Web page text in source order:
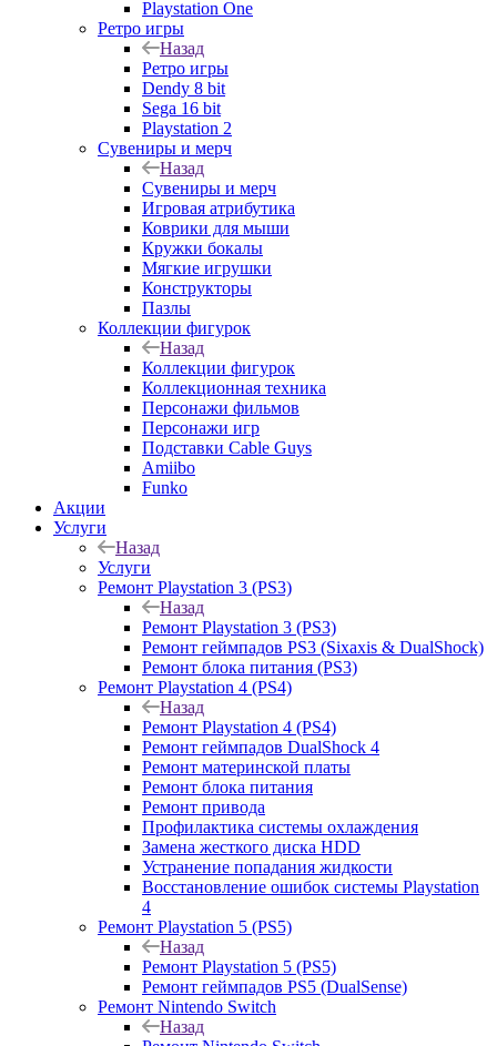
Playstation One
Ретро игры
Назад
Ретро игры
Dendy 8 bit
Sega 16 bit
Playstation 2
Сувениры и мерч
Назад
Сувениры и мерч
Игровая атрибутика
Коврики для мыши
Кружки бокалы
Мягкие игрушки
Конструкторы
Пазлы
Коллекции фигурок
Назад
Коллекции фигурок
Коллекционная техника
Персонажи фильмов
Персонажи игр
Подставки Cable Guys
Amiibo
Funko
Акции
Услуги
Назад
Услуги
Ремонт Playstation 3 (PS3)
Назад
Ремонт Playstation 3 (PS3)
Ремонт геймпадов PS3 (Sixaxis & DualShock)
Ремонт блока питания (PS3)
Ремонт Playstation 4 (PS4)
Назад
Ремонт Playstation 4 (PS4)
Ремонт геймпадов DualShock 4
Ремонт материнской платы
Ремонт блока питания
Ремонт привода
Профилактика системы охлаждения
Замена жесткого диска HDD
Устранение попадания жидкости
Восстановление ошибок системы Playstation
4
Ремонт Playstation 5 (PS5)
Назад
Ремонт Playstation 5 (PS5)
Ремонт геймпадов PS5 (DualSense)
Ремонт Nintendo Switch
Назад